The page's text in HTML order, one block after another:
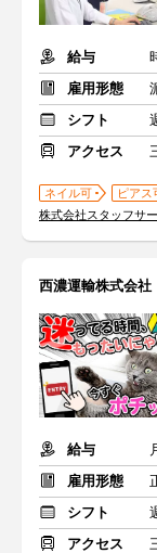
給与
雇用形態
シフト
アクセス
ネイル可 ピアス
株式会社スタッフサ
西濃運輸株式会
給与
雇用形態
シフト
アクセス